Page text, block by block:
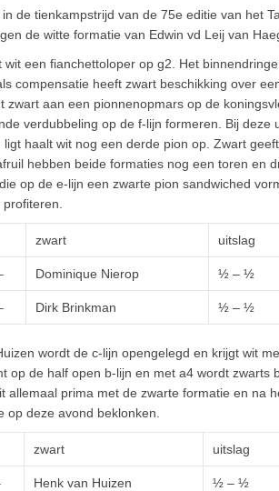
de tienkampstrijd van de 75e editie van het
de witte formatie van Edwin vd Leij van
een fianchettoloper op g2. Het
compensatie heeft zwart beschikking over
aan een pionnenopmars op de
verdubbeling op de f-lijn formeren. Bij deze
haalt wit nog een derde pion op. Zwart
hebben beide formaties nog een toren en
op de e-lijn een zwarte pion sandwiched
zwart uitslag
Dominique Nierop ½ – ½
Dirk Brinkman ½ – ½
wordt de c-lijn opengelegd en krijgt wit
op de half open b-lijn en met a4 wordt zwarts
allemaal prima met de zwarte formatie en na
deze avond beklonken.
zwart uitslag
Henk van Huizen ½ – ½